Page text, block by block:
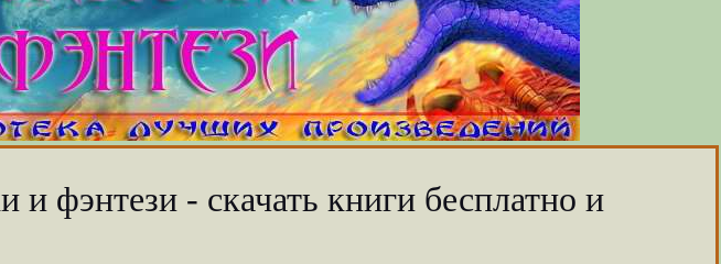
и фэнтези - скачать книги бесплатно и